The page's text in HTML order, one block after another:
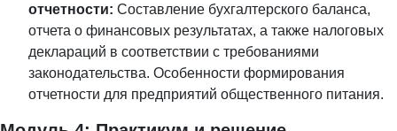
отчетности: Составление бухгалтерского баланса,
отчета о финансовых результатах, а также налоговых
деклараций в соответствии с требованиями
законодательства. Особенности формирования
отчетности для предприятий общественного питания.